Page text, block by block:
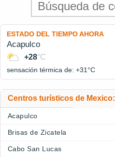
ESTADO DEL TIEMPO AHORA
Acapulco
+28°C
sensación térmica de: +31°C
Centros turísticos de Mexico:
Acapulco
Brisas de Zicatela
Cabo San Lucas